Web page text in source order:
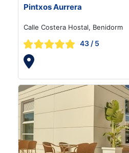
Pintxos Aurrera
Calle Costera Hostal, Benidorm
43 / 5